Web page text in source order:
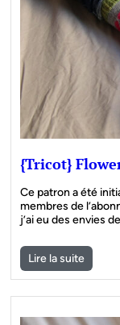
{Tricot}
Ce patron a été
membres de
j’ai eu des envies
Lire la suite